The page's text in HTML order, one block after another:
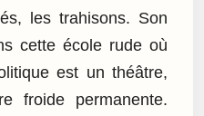
les trahisons. Son
cette école rude où
est un théâtre,
froide permanente.